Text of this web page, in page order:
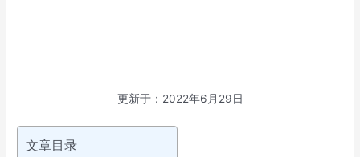
更新于：2022年6月29日
文章目录